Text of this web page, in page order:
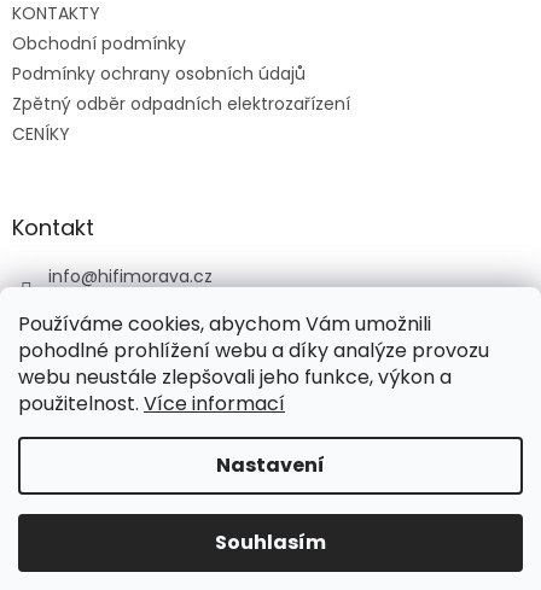
Používáme cookies, abychom Vám umožnili
pohodlné prohlížení webu a díky analýze provozu
webu neustále zlepšovali jeho funkce, výkon a
použitelnost. Více informací
Nastavení
Souhlasím
KONTAKTY
Obchodní podmínky
Podmínky ochrany osobních údajů
Zpětný odběr odpadních elektrozařízení
CENÍKY
Kontakt
info@hifimorava.cz
+420 722 705 125
+420 774 037 152
HI-FI Morava
Vytvořil Shoptet
HI-FI Morava. Všechna práva vyhrazena.